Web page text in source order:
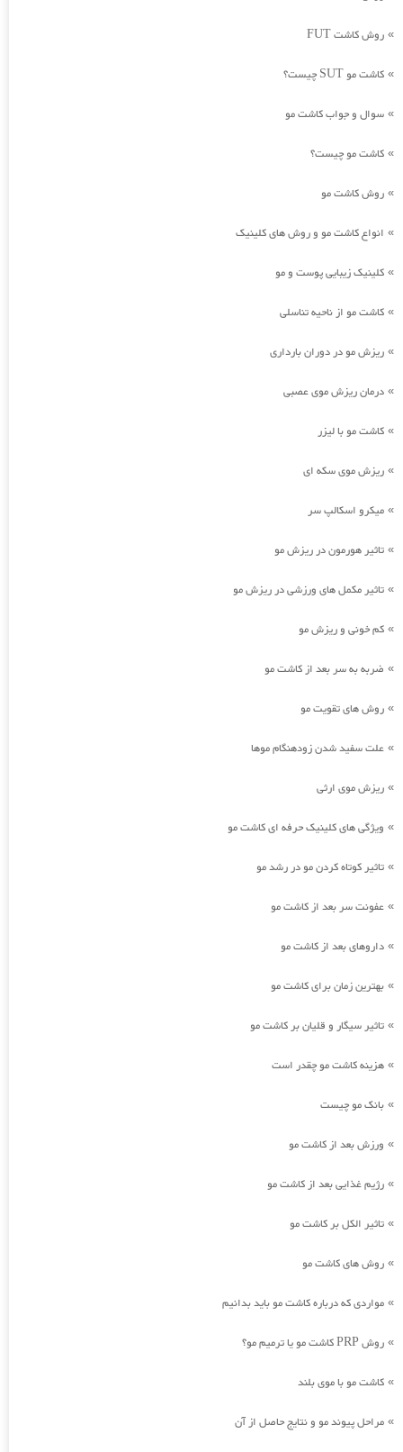
» روش کاشت FUT
» کاشت مو SUT چیست؟
» سوال و جواب کاشت مو
» کاشت مو چیست؟
» روش کاشت مو
» انواع کاشت مو و روش های کلینیک
» کلینیک زیبایی پوست و مو
» کاشت مو از ناحیه تناسلی
» ریزش مو در دوران بارداری
» درمان ریزش موی عصبی
» کاشت مو با لیزر
» ریزش موی سکه ای
» میکرو اسکالپ سر
» تاثیر هورمون در ریزش مو
» تاثیر مکمل های ورزشی در ریزش مو
» کم خونی و ریزش مو
» ضربه به سر بعد از کاشت مو
» روش های تقویت مو
» علت سفید شدن زودهنگام موها
» ریزش موی ارثی
» ویژگی های کلینیک حرفه ای کاشت مو
» تاثیر کوتاه کردن مو در رشد مو
» عفونت سر بعد از کاشت مو
» داروهای بعد از کاشت مو
» بهترین زمان برای کاشت مو
» تاثیر سیگار و قلیان بر کاشت مو
» هزینه کاشت مو چقدر است
» بانک مو چیست
» ورزش بعد از کاشت مو
» رژیم غذایی بعد از کاشت مو
» تاثیر الکل بر کاشت مو
» روش های کاشت مو
» مواردی که درباره کاشت مو باید بدانیم
» روش PRP کاشت مو یا ترمیم مو؟
» کاشت مو با موی بلند
» مراحل پیوند مو و نتایج حاصل از آن